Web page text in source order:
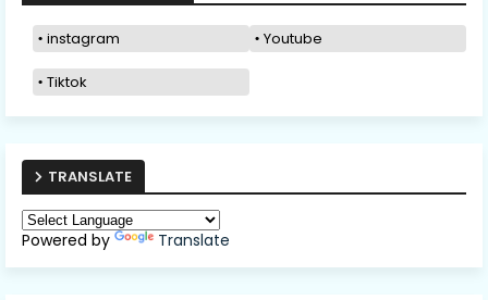
instagram Youtube
Tiktok
TRANSLATE
Powered by Translate